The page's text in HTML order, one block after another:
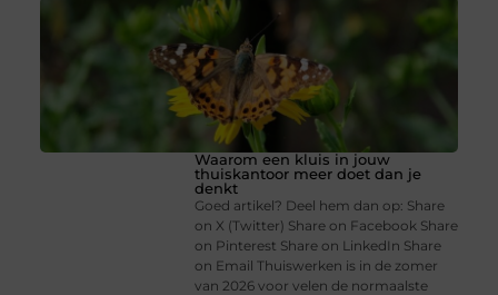
Waarom een kluis in jouw
thuiskantoor meer doet dan je
denkt
Goed artikel? Deel hem dan op: Share
on X (Twitter) Share on Facebook Share
on Pinterest Share on LinkedIn Share
on Email Thuiswerken is in de zomer
van 2026 voor velen de normaalste